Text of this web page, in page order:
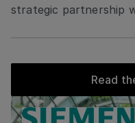
strategic partnership
satisfaction, and cost
Read